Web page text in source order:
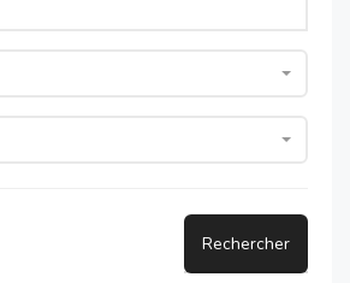
Rechercher